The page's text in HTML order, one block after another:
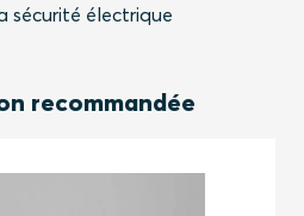
sécurité électrique
recommandée